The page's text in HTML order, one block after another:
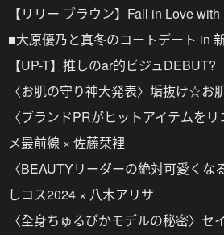
【リリー ブラウン】Fall in Love
■大原優乃と真冬のコートデート in
【UP-T】推しのar的ビジュDEBUT?
〈お肌の守り神大発表〉垢抜け☆お
〈ブランドPRがヒットアイテムを
メ最前線 × 佐藤栞裡
〈BEAUTYリーダーの絶対可愛くな
しコス2024 × 八木アリサ
〈全身ちゅるぴかモデルの秘密〉セ